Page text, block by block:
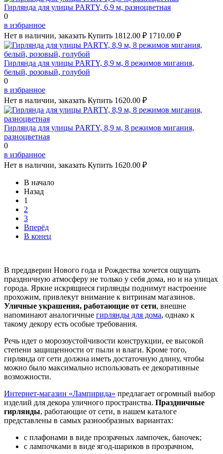
Гирлянда для улицы PARTY, 6,9 м, разноцветная
0
в избранное
Нет в наличии, заказать Купить 1812.00 ₽ 1710.00 ₽
Гирлянда для улицы PARTY, 8,9 м, 8 режимов мигания,
белый, розовый, голубой
0
в избранное
Нет в наличии, заказать Купить 1620.00 ₽
Гирлянда для улицы PARTY, 8,9 м, 8 режимов мигания,
разноцветная
0
в избранное
Нет в наличии, заказать Купить 1620.00 ₽
В начало
Назад
1
2
3
Вперёд
В конец
В преддверии Нового года и Рождества хочется ощущать
праздничную атмосферу не только у себя дома, но и на улицах
города. Яркие искрящиеся гирлянды поднимут настроение
прохожим, привлекут внимание к витринам магазинов.
Уличные украшения, работающие от сети, внешне
напоминают аналогичные гирлянды для дома, однако к
такому декору есть особые требования.
Речь идет о морозоустойчивости конструкции, ее высокой
степени защищенности от пыли и влаги. Кроме того,
гирлянда от сети должна иметь достаточную длину, чтобы
можно было максимально использовать ее декоративные
возможности.
Интернет-магазин «Лампирида» предлагает огромный выбор
изделий для декора уличного пространства. Праздничные
гирлянды, работающие от сети, в нашем каталоге
представлены в самых разнообразных вариантах:
с плафонами в виде прозрачных лампочек, баночек;
с лампочками в виде ягод-шариков в прозрачном,